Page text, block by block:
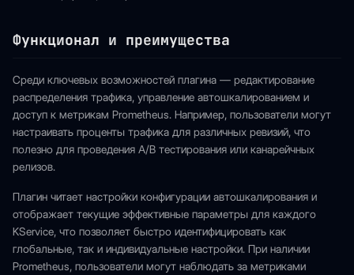
Функционал и преимущества
Среди ключевых возможностей плагина — редактирование
распределения трафика, управление автошкалированием и
доступ к метрикам Prometheus. Например, пользователи могут
настраивать проценты трафика для различных ревизий, что
полезно для проведения A/B тестирования или канарейчных
релизов.
Плагин читает настройки конфигурации автошкалирования и
отображает текущие эффективные параметры для каждого
KService, что позволяет быстро идентифицировать как
глобальные, так и индивидуальные настройки. При наличии
Prometheus, пользователи могут наблюдать за метриками